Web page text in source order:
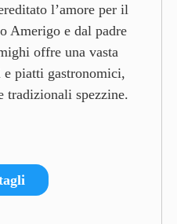
l’amore per il
Amerigo e dal padre
offre una vasta
piatti gastronomici,
tradizionali spezzine.​